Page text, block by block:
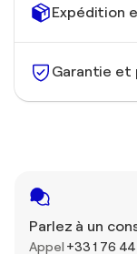
Expédition
Garantie et
Parlez à un
Appel +33 1 76